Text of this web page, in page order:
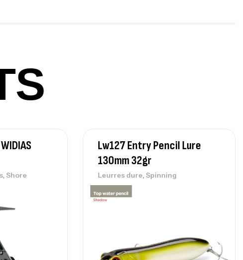
Volant 3 Branches Inox T26S/35
Accastillage bateau
Canne Sunset Beachstriker Surf Hybrid
Cannes
Cannes
, Shore
Lw127 Entry Pencil Lure
130mm 32gr
Leurres dure, Spinning